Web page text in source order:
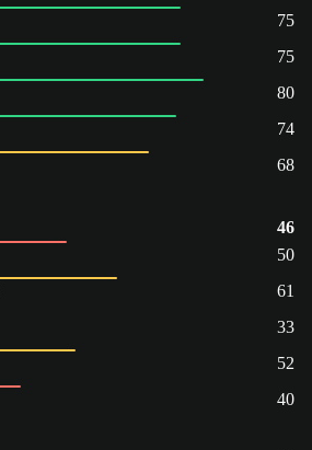
75
75
80
74
68
46
50
61
33
52
40